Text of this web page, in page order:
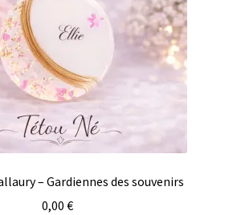
– Gardiennes des souvenirs
0,00 €